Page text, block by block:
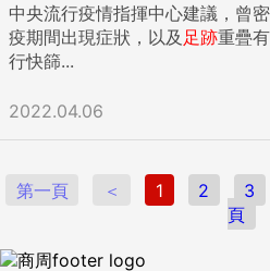
中央流行疫情指揮中心建議，曾
疫期間出現症狀，以及 足跡重疊
行快篩...
2022.04.06
第一頁 ＜ 1 2 3
頁